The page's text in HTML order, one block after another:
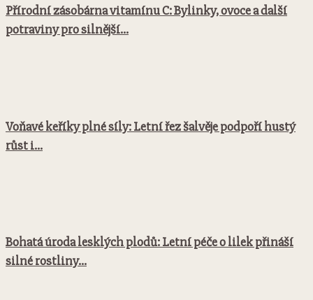
Přírodní zásobárna vitamínu C: Bylinky, ovoce a další
potraviny pro silnější...
Voňavé keříky plné síly: Letní řez šalvěje podpoří hustý
růst i...
Bohatá úroda lesklých plodů: Letní péče o lilek přináší
silné rostliny...